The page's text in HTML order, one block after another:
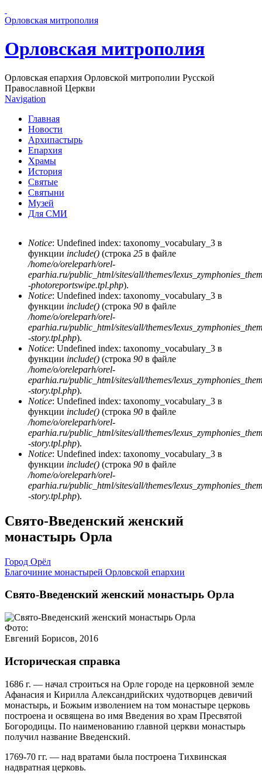
Орловская митрополия
Орловская митрополия
Орловская епархия Орловской митрополии Русской
Православной Церкви
Navigation
Главная
Новости
Архипастырь
Епархия
Храмы
История
Святые
Святыни
Музей
Для СМИ
Сообщение об ошибке
Notice: Undefined index: taxonomy_vocabulary_3 в
функции include() (строка 25 в файле
/home/o/oreleparh/orel-
eparhia.ru/public_html/sites/all/themes/
-photoreportswipe.tpl.php).
Notice: Undefined index: taxonomy_vocabulary_3 в
функции include() (строка 90 в файле
/home/o/oreleparh/orel-
eparhia.ru/public_html/sites/all/themes/
-story.tpl.php).
Notice: Undefined index: taxonomy_vocabulary_3 в
функции include() (строка 90 в файле
/home/o/oreleparh/orel-
eparhia.ru/public_html/sites/all/themes/
-story.tpl.php).
Notice: Undefined index: taxonomy_vocabulary_3 в
функции include() (строка 90 в файле
/home/o/oreleparh/orel-
eparhia.ru/public_html/sites/all/themes/
-story.tpl.php).
Notice: Undefined index: taxonomy_vocabulary_3 в
функции include() (строка 90 в файле
/home/o/oreleparh/orel-
eparhia.ru/public_html/sites/all/themes/
-story.tpl.php).
Свято-Введенский женский
монастырь Орла
Город Орёл
Благочиние монастырей Орловской епархии
Свято-Введенский женский монастырь Орла
Фото:
Евгений Борисов, 2016
Историческая справка
1686 г. — начал строиться на Орле городе на церковной земле
Афанасия и Кирилла Александрийских чудотворцев девичий
монастырь, и Божьим изволением на том монастыре церковь
построена и освящена во имя Введения во храм Пресвятой
Богородицы. По наименованию главной церкви монастырь
получил название Введенский.
1769-70 гг. — над вратами была построена Тихвинская
надвратная церковь.